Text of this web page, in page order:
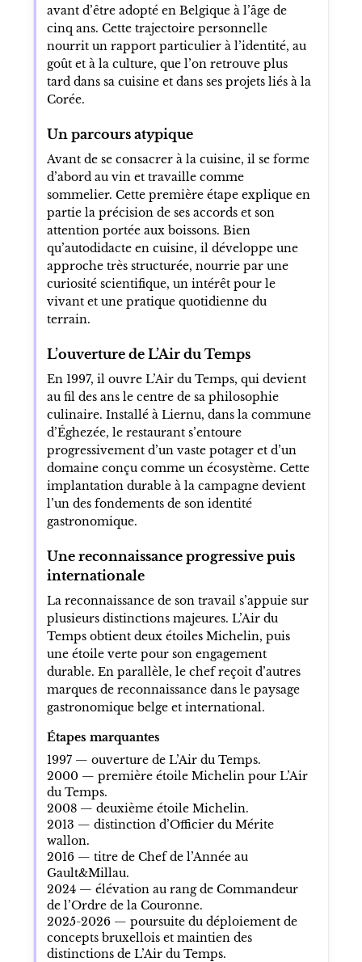
avant d’être adopté en Belgique à l’âge de
cinq ans. Cette trajectoire personnelle
nourrit un rapport particulier à l’identité, au
goût et à la culture, que l’on retrouve plus
tard dans sa cuisine et dans ses projets liés à la
Corée.
Un parcours atypique
Avant de se consacrer à la cuisine, il se forme
d’abord au vin et travaille comme
sommelier. Cette première étape explique en
partie la précision de ses accords et son
attention portée aux boissons. Bien
qu’autodidacte en cuisine, il développe une
approche très structurée, nourrie par une
curiosité scientifique, un intérêt pour le
vivant et une pratique quotidienne du
terrain.
L’ouverture de L’Air du Temps
En 1997, il ouvre L’Air du Temps, qui devient
au fil des ans le centre de sa philosophie
culinaire. Installé à Liernu, dans la commune
d’Éghezée, le restaurant s’entoure
progressivement d’un vaste potager et d’un
domaine conçu comme un écosystème. Cette
implantation durable à la campagne devient
l’un des fondements de son identité
gastronomique.
Une reconnaissance progressive puis
internationale
La reconnaissance de son travail s’appuie sur
plusieurs distinctions majeures. L’Air du
Temps obtient deux étoiles Michelin, puis
une étoile verte pour son engagement
durable. En parallèle, le chef reçoit d’autres
marques de reconnaissance dans le paysage
gastronomique belge et international.
Étapes marquantes
1997 — ouverture de L’Air du Temps.
2000 — première étoile Michelin pour L’Air
du Temps.
2008 — deuxième étoile Michelin.
2013 — distinction d’Officier du Mérite
wallon.
2016 — titre de Chef de l’Année au
Gault&Millau.
2024 — élévation au rang de Commandeur
de l’Ordre de la Couronne.
2025-2026 — poursuite du déploiement de
concepts bruxellois et maintien des
distinctions de L’Air du Temps.